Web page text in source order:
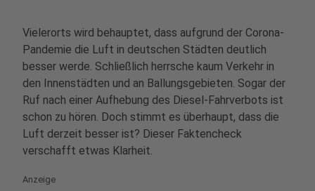
Vielerorts wird behauptet, dass aufgrund der Corona-
Pandemie die Luft in deutschen Städten deutlich
besser werde. Schließlich herrsche kaum Verkehr in
den Innenstädten und an Ballungsgebieten. Sogar der
Ruf nach einer Aufhebung des Diesel-Fahrverbots ist
schon zu hören. Doch stimmt es überhaupt, dass die
Luft derzeit besser ist? Dieser Faktencheck
verschafft etwas Klarheit.
Anzeige